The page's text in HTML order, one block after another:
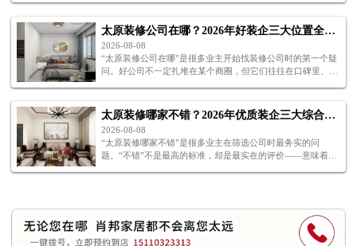
太原装修公司在哪？2026年好装企三大位置全解析
2026-08-08
“太原装修公司在哪”是很多业主开始找装修公司时的第一个疑
问。好公司不一定扎堆在某个商圈，但它们往往在口碑里、在
太原装修哪家不错？2026年优质装企三大综合评价标准
2026-08-08
“太原装修哪家不错”是很多业主在筛选公司时最务实的问
题。“不错”不是最高的标准，却是最实在的评价——意味着这